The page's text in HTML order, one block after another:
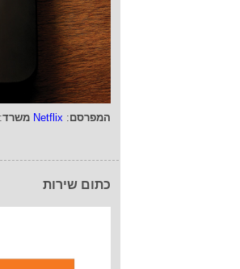
המפרסם:
Netflix משרד:
כתום שירות